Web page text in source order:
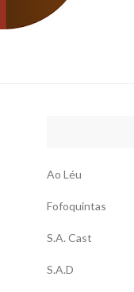
Ao Léu
Fofoquintas
S.A. Cast
S.A.D